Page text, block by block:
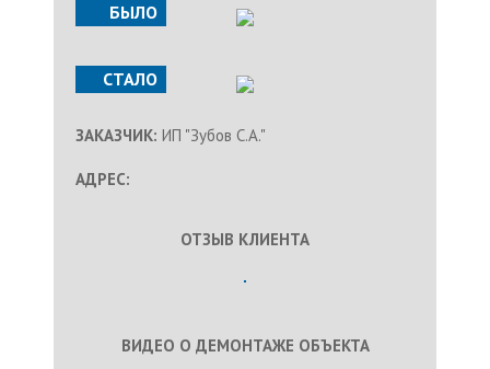
БЫЛО
СТАЛО
ЗАКАЗЧИК: ИП "Зубов С.А."
АДРЕС:
ОТЗЫВ КЛИЕНТА
ВИДЕО О ДЕМОНТАЖЕ ОБЪЕКТА